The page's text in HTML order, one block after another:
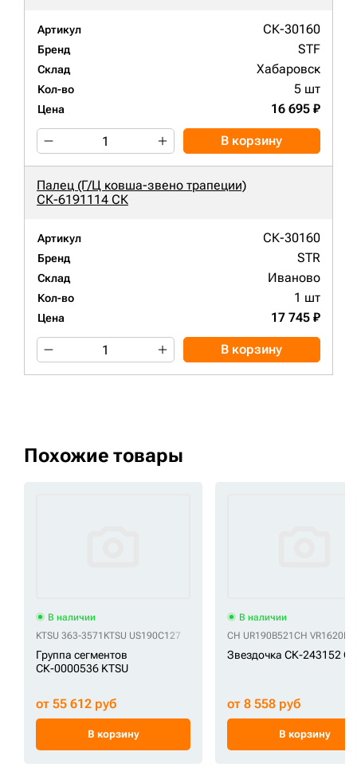
Артикул СК-30160
Бренд STF
Склад Хабаровск
Кол-во 5 шт
Цена 16 695 ₽
В корзину
Палец (Г/Ц ковша-звено трапеции)
СК-6191114 СК
Артикул СК-30160
Бренд STR
Склад Иваново
Кол-во 1 шт
Цена 17 745 ₽
В корзину
Похожие товары
В наличии
KTSU 363-3571 KTSU US190C127
Группа сегментов
СК-0000536 KTSU
от 55 612 руб
В корзину
В наличии
CH UR190B521 CH VR1620B0
Звездочка СК-243152
от 8 558 руб
В корзину